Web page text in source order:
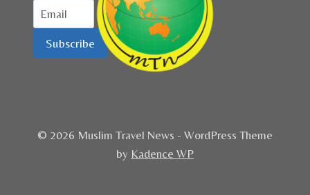
Subscribe
© 2026 Muslim Travel News - WordPress Theme
by Kadence WP